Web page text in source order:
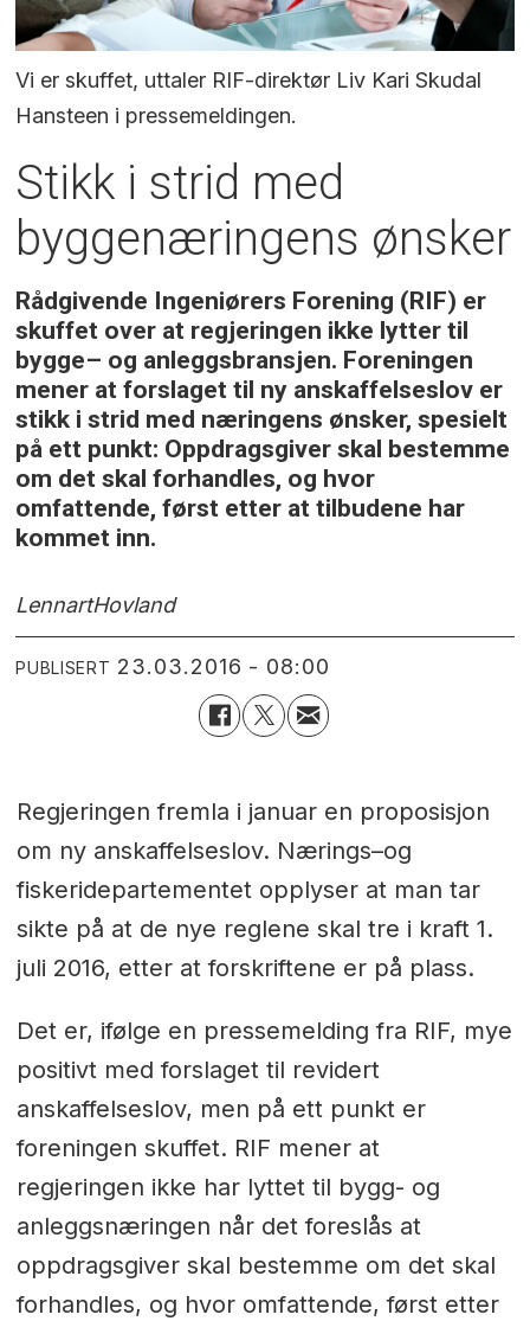
Vi er skuffet, uttaler RIF-direktør Liv Kari Skudal
Hansteen i pressemeldingen.
Stikk i strid med
byggenæringens ønsker
Rådgivende Ingeniørers Forening (RIF) er
skuffet over at regjeringen ikke lytter til
bygge– og anleggsbransjen. Foreningen
mener at forslaget til ny anskaffelseslov er
stikk i strid med næringens ønsker, spesielt
på ett punkt: Oppdragsgiver skal bestemme
om det skal forhandles, og hvor
omfattende, først etter at tilbudene har
kommet inn.
LennartHovland
PUBLISERT 23.03.2016 - 08:00
Regjeringen fremla i januar en proposisjon
om ny anskaffelseslov. Nærings–og
fiskeridepartementet opplyser at man tar
sikte på at de nye reglene skal tre i kraft 1.
juli 2016, etter at forskriftene er på plass.
Det er, ifølge en pressemelding fra RIF, mye
positivt med forslaget til revidert
anskaffelseslov, men på ett punkt er
foreningen skuffet. RIF mener at
regjeringen ikke har lyttet til bygg- og
anleggsnæringen når det foreslås at
oppdragsgiver skal bestemme om det skal
forhandles, og hvor omfattende, først etter